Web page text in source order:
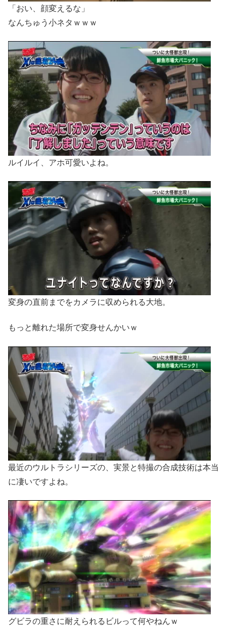
「おい、顔変えるな」
なんちゅう小ネタｗｗｗ
ルイルイ、アホ可愛いよね。
変身の直前までをカメラに収められる大地。
もっと離れた場所で変身せんかいｗ
最近のウルトラシリーズの、実景と特撮の合成技術は本当
に凄いですよね。
グビラの重さに耐えられるビルって何やねんｗ